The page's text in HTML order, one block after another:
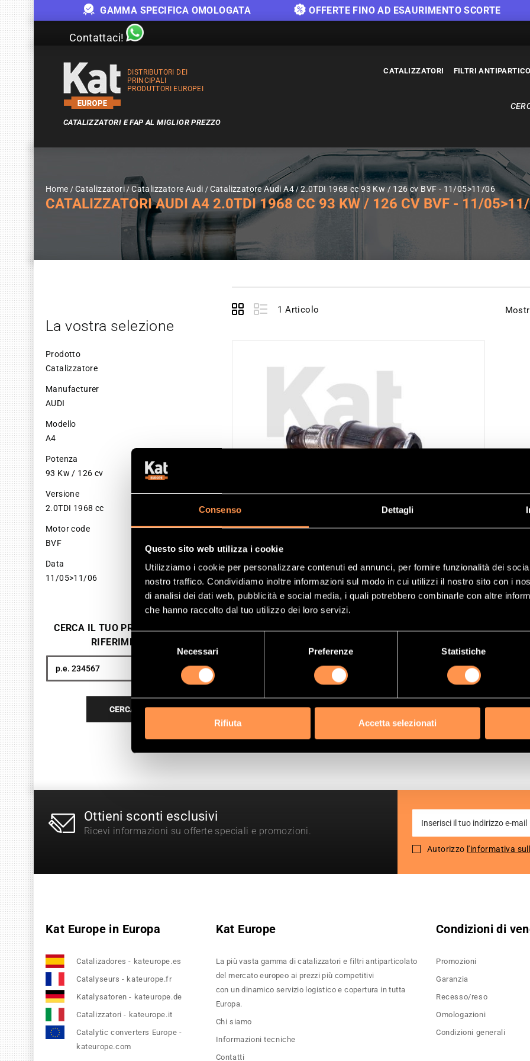
Consenso Dettagli
Questo sito web utilizza i cookie
Utilizziamo i cookie per personalizzare contenuti ed annunci, per fornire funzionalità dei
nostro traffico. Condividiamo inoltre informazioni sul modo in cui utilizzi il nostro sito con i
di analisi dei dati web, pubblicità e social media, i quali potrebbero combinarle con altre
che hanno raccolto dal tuo utilizzo dei loro servizi.
Selezione
Necessari Preferenze Statistiche
Rifiuta Accetta selezionati
GAMMA SPECIFICA OMOLOGATA OFFERTE FINO AD ESAURIMENTO SCORTE
Contattaci!
DISTRIBUTORI DEI
PRINCIPALI
PRODUTTORI EUROPEI
CATALIZZATORI E FAP AL MIGLIOR PREZZO
CATALIZZATORI FILTRI
Home Catalizzatori Catalizzatore Audi Catalizzatore Audi A4 2.0TDI 1968 cc 93 Kw / 126 cv BVF - 11/05>11/06
CATALIZZATORI AUDI A4 2.0TDI 1968 CC 93 KW / 126 CV BVF - 11/
View
Grid Elenco
1 Articolo
SKU (Riferimento)
229,98 €
Prima:370,94 €
La vostra selezione
Prodotto
Catalizzatore
Manufacturer
AUDI
Modello
A4
Potenza
93 Kw / 126 cv
Versione
2.0TDI 1968 cc
Motor code
BVF
Data
11/05>11/06
CERCA IL TUO PRODOTTO PER
RIFERIMENTO
Cerca
CERCA
Ottieni sconti esclusivi
Ricevi informazioni su offerte speciali e promozioni.
for
Newsletter:
Autorizzo l'informativa
Kat Europe in Europa
Catalizadores - kateurope.es
Catalyseurs - kateurope.fr
Katalysatoren - kateurope.de
Catalizzatori - kateurope.it
Catalytic converters Europe -
kateurope.com
Kat Europe
La più vasta gamma di catalizzatori e filtri antiparticolato
del mercato europeo ai prezzi più competitivi
con un dinamico servizio logistico e copertura in tutta
Europa.
Chi siamo
Informazioni tecniche
Contatti
Condizioni di
Promozioni
Garanzia
Recesso/reso
Omologazioni
Condizioni generali